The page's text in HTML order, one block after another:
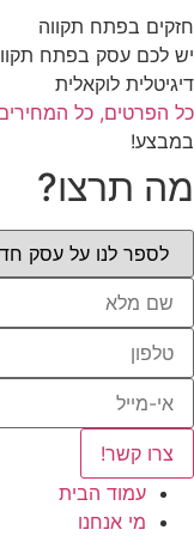
חזקים בפתח תקווה
יש לכם עסק בפתח
דיגיטלית לוקאלית
כל הפרטים, כל
במבצע!
מה תרצו?
צרו קשר!
עמוד הבית
מי אנחנו